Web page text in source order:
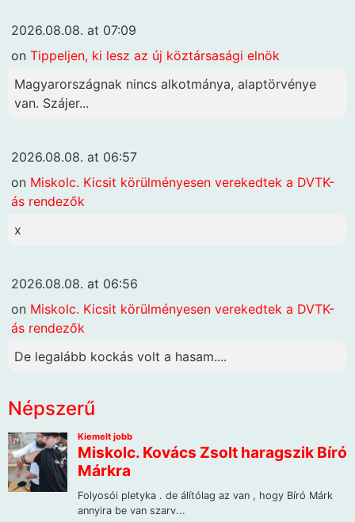
2026.08.08. at 07:09
on Tippeljen, ki lesz az új köztársasági elnök
Magyarországnak nincs alkotmánya, alaptörvénye
van. Szájer...
2026.08.08. at 06:57
on Miskolc. Kicsit körülményesen verekedtek a DVTK-
ás rendezők
x
2026.08.08. at 06:56
on Miskolc. Kicsit körülményesen verekedtek a DVTK-
ás rendezők
De legalább kockás volt a hasam....
Népszerű